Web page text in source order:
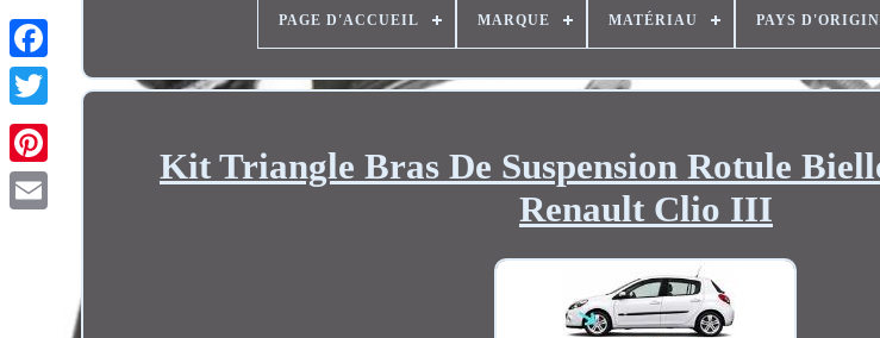
Twitter
PAGE D'ACCUEIL MARQUE MATÉRIAU PAYS
Kit Triangle Bras De Suspension Rotule
Renault Clio III